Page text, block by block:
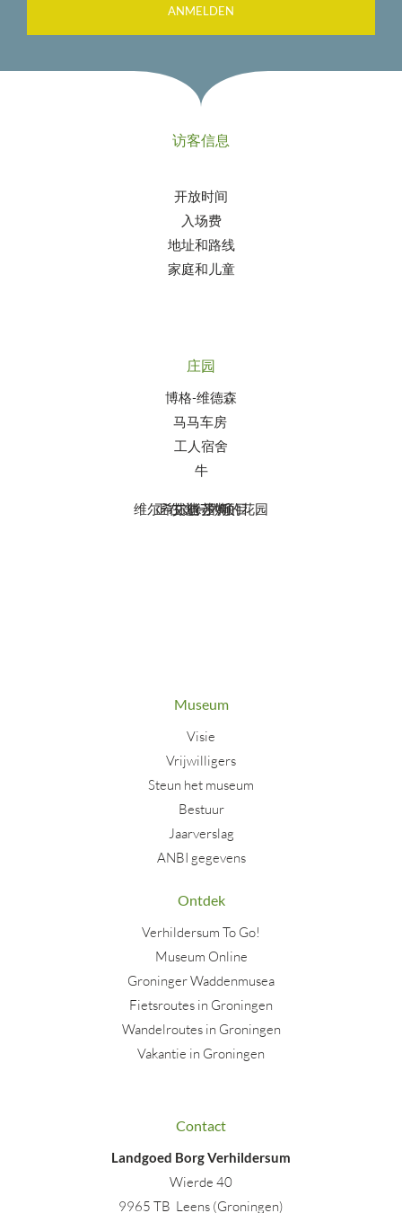
ANMELDEN
访客信息
开放时间
入场费
地址和路线
家庭和儿童
庄园
博格-维德森
马马车房
工人宿舍
牛
艾迪-罗斯
维尔希尔德苏姆的花园
正在进行的项目
Museum
Visie
Vrijwilligers
Steun het museum
Bestuur
Jaarverslag
ANBI gegevens
Ontdek
Verhildersum To Go!
Museum Online
Groninger Waddenmusea
Fietsroutes in Groningen
Wandelroutes in Groningen
Vakantie in Groningen
Contact
Landgoed Borg Verhildersum
Wierde 40
9965 TB Leens (Groningen)